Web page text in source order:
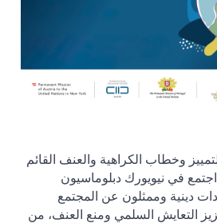
وخطاب الكراهية والعنف القائم
في نيويورك دبلوماسيون
دينية وممثلون عن المجتمع
التعايش السلمي ومنع العنف، من